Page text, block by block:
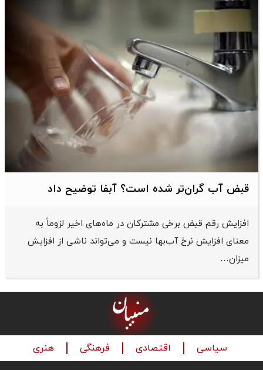
قبض آب گران‌تر شده است؟ آبفا توضیح داد
افزایش رقم قبض برخی مشترکان در ماه‌های اخیر لزوماً به
معنای افزایش نرخ آب‌بها نیست و می‌تواند ناشی از افزایش
میزان…
سیاسی اقتصادی فرهنگی هنری